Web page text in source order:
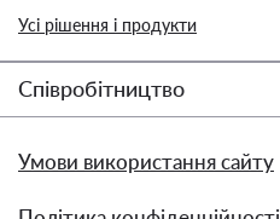
Усі рішення і продукти
Співробітництво
Умови використання сайту